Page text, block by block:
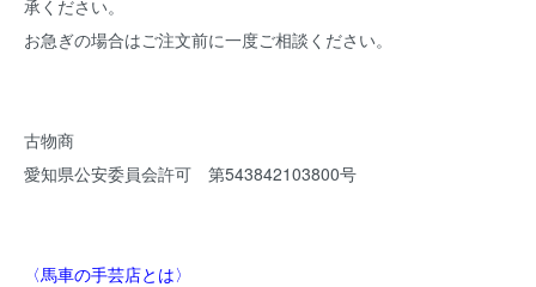
承ください。
お急ぎの場合はご注文前に一度ご相談ください。
古物商
愛知県公安委員会許可 第543842103800号
〈馬車の手芸店とは〉